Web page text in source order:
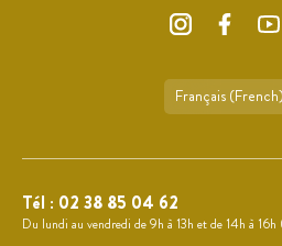
Français (French)
Tél : 02 38 85 04 62
Du lundi au vendredi de 9h à 13h et de 14h à 16h